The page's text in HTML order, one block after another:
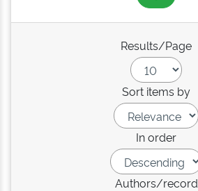
Results/Page
Sort items by
In order
Authors/record